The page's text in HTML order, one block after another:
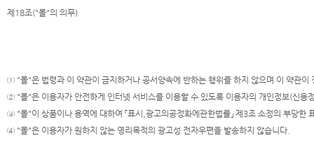
제18조("몰"의 의무)
① "몰"은 법령과 이 약관이 금지하거나 공서양속에 반하는 행위를 하지 않으며 이 약관
② "몰"은 이용자가 안전하게 인터넷 서비스를 이용할 수 있도록 이용자의 개인정보(신용
③ "몰"이 상품이나 용역에 대하여 「표시,광고의공정화에관한법률」 제3조 소정의 부당
④ "몰"은 이용자가 원하지 않는 영리목적의 광고성 전자우편을 발송하지 않습니다.